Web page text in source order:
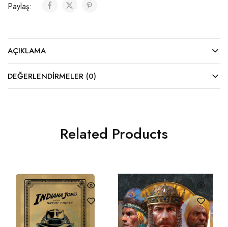
Paylaş:
AÇIKLAMA
DEĞERLENDIRMELER (0)
Related Products